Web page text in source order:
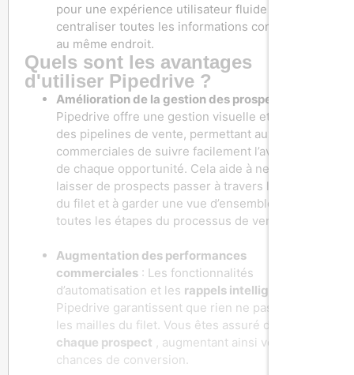
pour une expérience utilisateur fluide et pour
centraliser toutes les informations commerciales
au même endroit.
Quels sont les avantages
d'utiliser Pipedrive ?
Amélioration de la gestion des prospects
Pipedrive offre une gestion visuelle et intuitive
des pipelines de vente, permettant aux équipes
commerciales de suivre facilement l’avancement
de chaque opportunité. Cela aide à ne pas
laisser de prospects passer à travers les mailles
du filet et à garder une vue d’ensemble claire de
toutes les étapes du processus de vente.
Augmentation des performances
commerciales : Les fonctionnalités
d’automatisation et les rappels intelligents
Pipedrive garantissent que rien ne passe entre
les mailles du filet. Vous êtes assuré de
chaque prospect , augmentant ainsi vos
chances de conversion.